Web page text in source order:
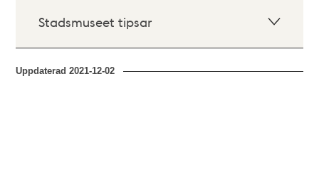
Stadsmuseet tipsar
Uppdaterad2021-12-02